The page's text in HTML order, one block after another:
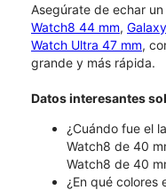
Asegúrate de echar
Watch8 44 mm,
Watch Ultra 47 mm,
grande y más rápida.
Datos interesantes
¿Cuándo fue el
Watch8 de 40
Watch8 de 40
¿En qué colores